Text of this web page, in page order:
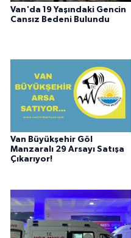
Van'da 19 Yaşındaki Gencin
Cansız Bedeni Bulundu
Van Büyükşehir Göl
Manzaralı 29 Arsayı Satışa
Çıkarıyor!